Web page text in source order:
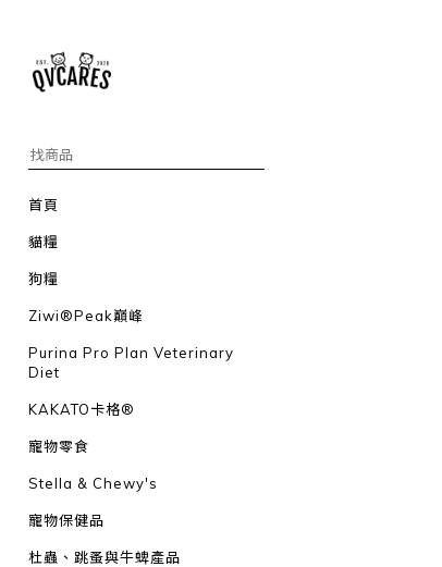
首頁
貓糧
狗糧
Ziwi®Peak巔峰
Purina Pro Plan Veterinary
Diet
KAKATO卡格®
寵物零食
Stella & Chewy's
寵物保健品
杜蟲、跳蚤與牛蜱產品